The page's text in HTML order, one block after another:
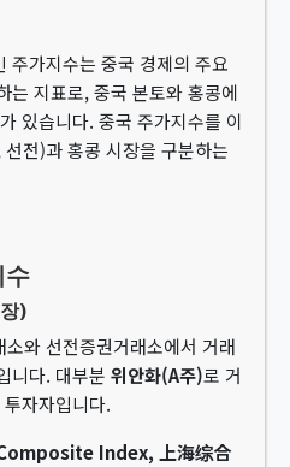
주가지수는 중국 경제의 주요
는 지표로, 중국 본토와 홍콩에
있습니다. 중국 주가지수를 이
전)과 홍콩 시장을 구분하는
)
와 선전증권거래소에서 거래
니다. 대부분 위안화(A주)로 거
자자입니다.
Index, 上海综合